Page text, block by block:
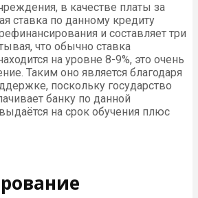
в качестве платы за
ставка по данному кредиту
и составляет три
что обычно ставка
на уровне 8-9%, это очень
Таким оно является благодаря
поскольку государство
банку по данной
на срок обучения плюс